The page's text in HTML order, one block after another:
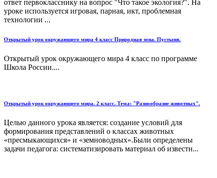
ответ первокласснику на вопрос "Что такое экология?". На
уроке используется игровая, парная, икт, проблемная
технологии ...
Открытый урок окружающего мира 4 класс Природная зона. Пустыня.
Открытый урок окружающего мира 4 класс по программе
Школа России....
Открытый урок окружающего мира. 2 класс. Тема: "Разнообразие животных".
Целью данного урока является: создание условий для
формирования представлений о классах животных
«пресмыкающихся» и «земноводных».Были определены
задачи педагога: систематизировать материал об известн...